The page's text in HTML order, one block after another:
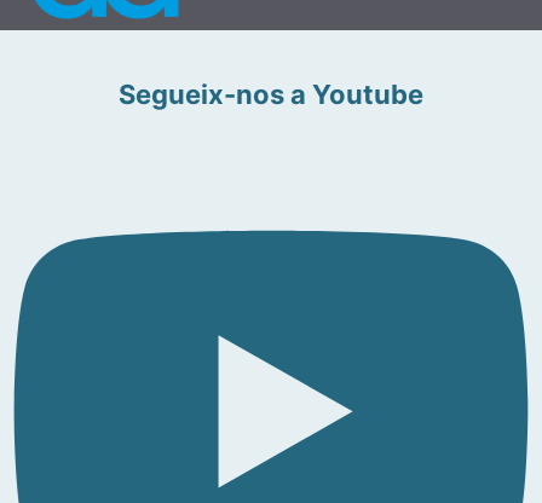
Segueix-nos a Youtube